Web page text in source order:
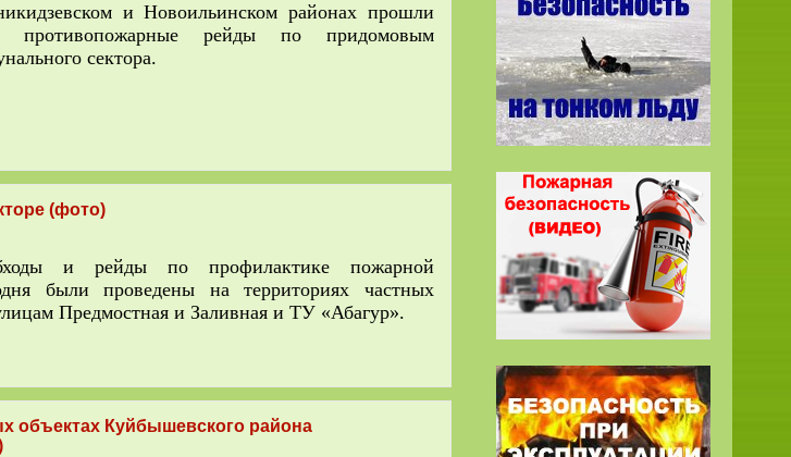
и Новоильинском районах прошли
противопожарные рейды по придомовым
сектора.
(фото)
и рейды по профилактике пожарной
были проведены на территориях частных
Предмостная и Заливная и ТУ «Абагур».
объектах Куйбышевского района